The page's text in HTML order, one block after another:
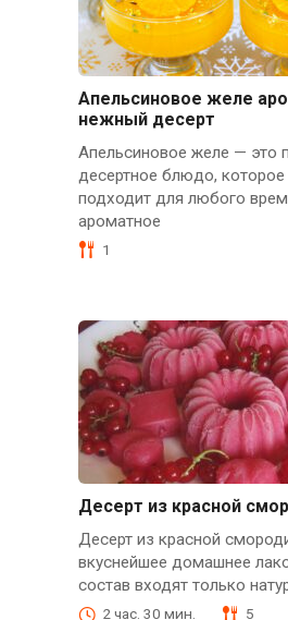
Апельсиновое желе
нежный десерт
Апельсиновое желе — это
десертное блюдо, которое
подходит для любого
ароматное
1
Десерт из красной
Десерт из красной
вкуснейшее домашнее
состав входят только
2 час. 30 мин. 5